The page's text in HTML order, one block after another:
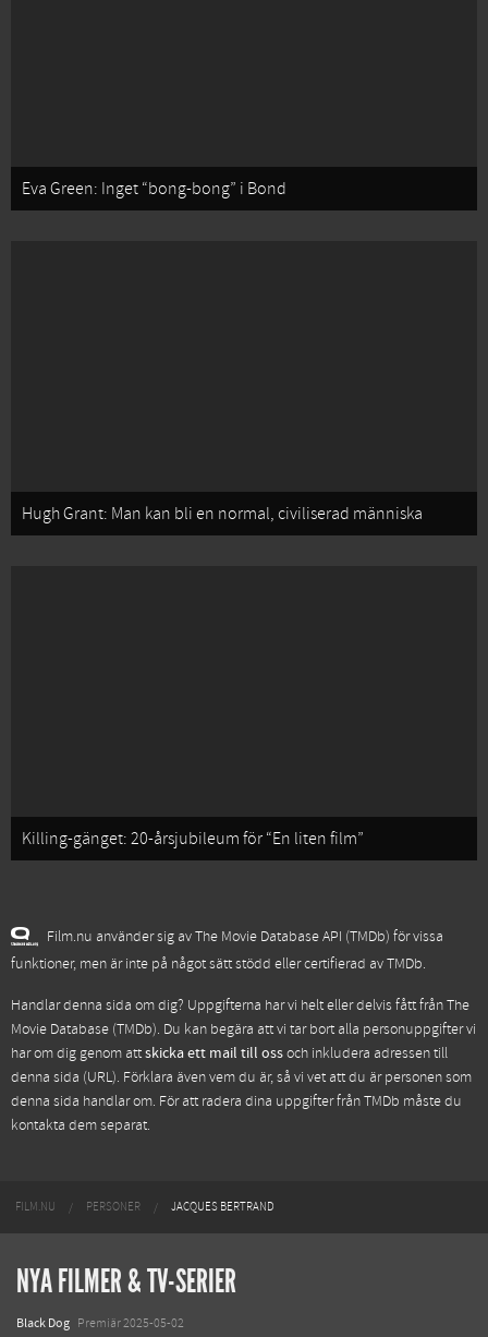
Eva Green: Inget “bong-bong” i Bond
Hugh Grant: Man kan bli en normal, civiliserad människa
Killing-gänget: 20-årsjubileum för “En liten film”
Film.nu använder sig av The Movie Database API (TMDb) för vissa
funktioner, men är inte på något sätt stödd eller certifierad av TMDb.
Handlar denna sida om dig? Uppgifterna har vi helt eller delvis fått frånThe
Movie Database (TMDb). Du kan begära att vi tar bort alla personuppgifter vi
har om dig genom attskicka ett mail till ossoch inkludera adressen till
denna sida (URL). Förklara även vem du är, så vi vet att du är personen som
denna sida handlar om. För att radera dina uppgifter från TMDb måste du
kontakta dem separat.
FILM.NU PERSONER JACQUES BERTRAND
NYA FILMER & TV-SERIER
Black Dog Premiär 2025-05-02